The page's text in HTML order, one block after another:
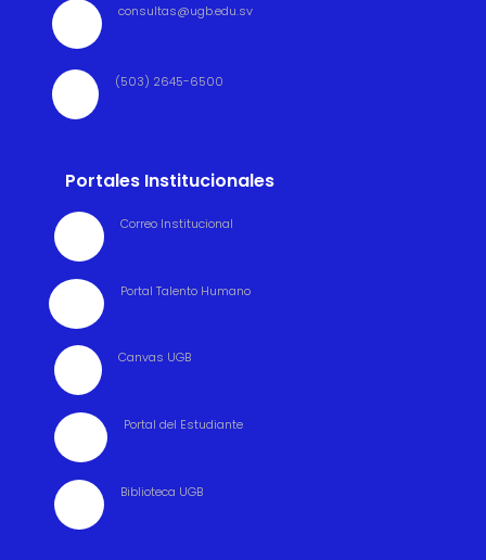
consultas@ugb.edu.sv
(503) 2645-6500
Portales Institucionales
Correo Institucional
Portal Talento Humano
Canvas UGB
Portal del Estudiante
Biblioteca UGB